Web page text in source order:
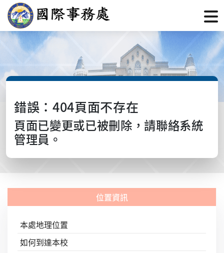
錯誤：404頁面不存在
頁面已變更或已被刪除，請聯絡系統
管理員。
本處地理位置
如何到達本校